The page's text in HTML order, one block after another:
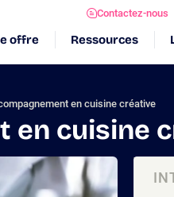
Contactez-nous
offre Ressources
en cuisine créative
en cuisine